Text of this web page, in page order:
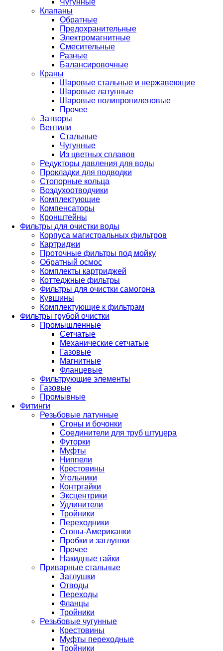
Клапаны
Обратные
Предохранительные
Электромагнитные
Смесительные
Разные
Балансировочные
Краны
Шаровые стальные и нержавеющие
Шаровые латунные
Шаровые полипропиленовые
Прочее
Затворы
Вентили
Стальные
Чугунные
Из цветных сплавов
Редукторы давления для воды
Прокладки для подводки
Стопорные кольца
Воздухоотводчики
Комплектующие
Компенсаторы
Кронштейны
Фильтры для очистки воды
Корпуса магистральных фильтров
Картриджи
Проточные фильтры под мойку
Обратный осмос
Комплекты картриджей
Коттеджные фильтры
Фильтры для очистки самогона
Кувшины
Комплектующие к фильтрам
Фильтры грубой очистки
Промышленные
Сетчатые
Механические сетчатые
Газовые
Магнитные
Фланцевые
Фильтрующие элементы
Газовые
Промывные
Фитинги
Резьбовые латунные
Сгоны и бочонки
Соединители для труб штуцера
Футорки
Муфты
Ниппели
Крестовины
Угольники
Контргайки
Эксцентрики
Удлинители
Тройники
Переходники
Сгоны-Американки
Пробки и заглушки
Прочее
Накидные гайки
Приварные стальные
Заглушки
Отводы
Переходы
Фланцы
Тройники
Резьбовые чугунные
Крестовины
Муфты переходные
Тройники